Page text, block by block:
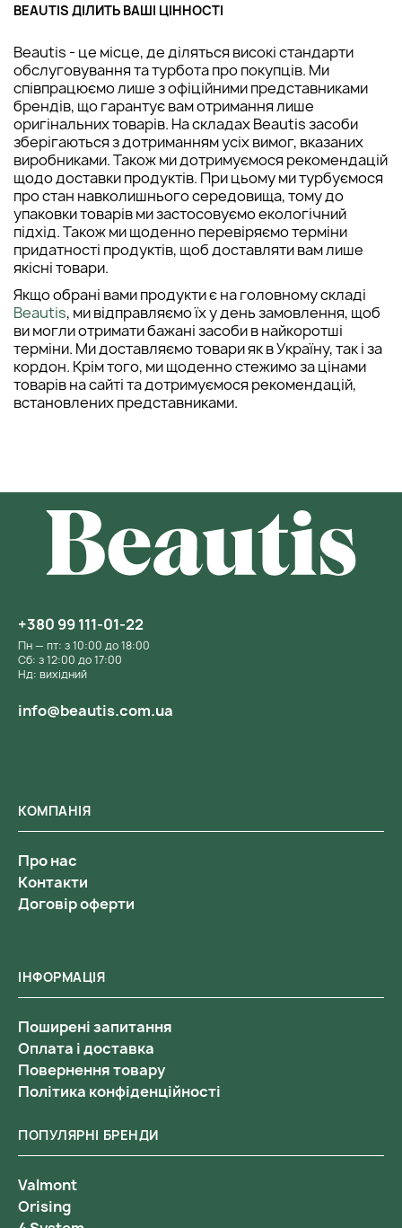
BEAUTIS ДІЛИТЬ ВАШІ ЦІННОСТІ
Beautis - це місце, де діляться високі стандарти
обслуговування та турбота про покупців. Ми
співпрацюємо лише з офіційними представниками
брендів, що гарантує вам отримання лише
оригінальних товарів. На складах Beautis засоби
зберігаються з дотриманням усіх вимог, вказаних
виробниками. Також ми дотримуємося рекомендацій
щодо доставки продуктів. При цьому ми турбуємося
про стан навколишнього середовища, тому до
упаковки товарів ми застосовуємо екологічний
підхід. Також ми щоденно перевіряємо терміни
придатності продуктів, щоб доставляти вам лише
якісні товари.
Якщо обрані вами продукти є на головному складі
Beautis, ми відправляємо їх у день замовлення, щоб
ви могли отримати бажані засоби в найкоротші
терміни. Ми доставляємо товари як в Україну, так і за
кордон. Крім того, ми щоденно стежимо за цінами
товарів на сайті та дотримуємося рекомендацій,
встановлених представниками.
ІНФОРМАЦІЯ
Поширені запитання
Оплата і доставка
Повернення товару
Політика конфіденційності
КОМПАНІЯ
Про нас
Контакти
Договір оферти
ПОПУЛЯРНІ БРЕНДИ
Valmont
Orising
+380 99 111-01-22
Пн — пт: з 10:00 до 18:00
Сб: з 12:00 до 17:00
Нд: вихідний
info@beautis.com.ua